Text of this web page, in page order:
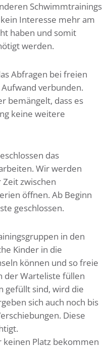
Schwimmtrainings
Interesse mehr am
haben und somit
werden.
Abfragen bei freien
verbunden.
bemängelt, dass es
keine weitere
das
Wir werden
zwischen
öffnen. Ab Beginn
geschlossen.
in den
Kinder in die
können und so freie
der Warteliste füllen
gefüllt sind, wird die
sich auch noch bis
Diese
Platz bekommen